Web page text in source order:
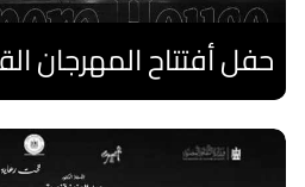
اقرا المزيد